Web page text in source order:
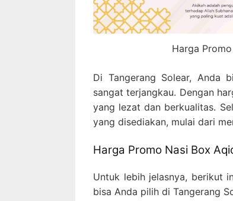
Harga
Di Tangerang Solear, Anda
sangat terjangkau. Dengan
yang lezat dan berkualitas.
yang disediakan, mulai dari
Harga Promo Nasi Box
Untuk lebih jelasnya, berikut
bisa Anda pilih di Tangerang